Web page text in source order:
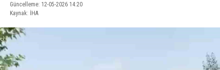
Güncelleme: 12-05-2026 14:20
Kaynak: İHA